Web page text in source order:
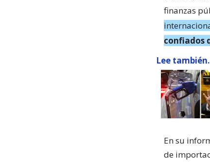
finanzas
confiados
Lee
En su
de